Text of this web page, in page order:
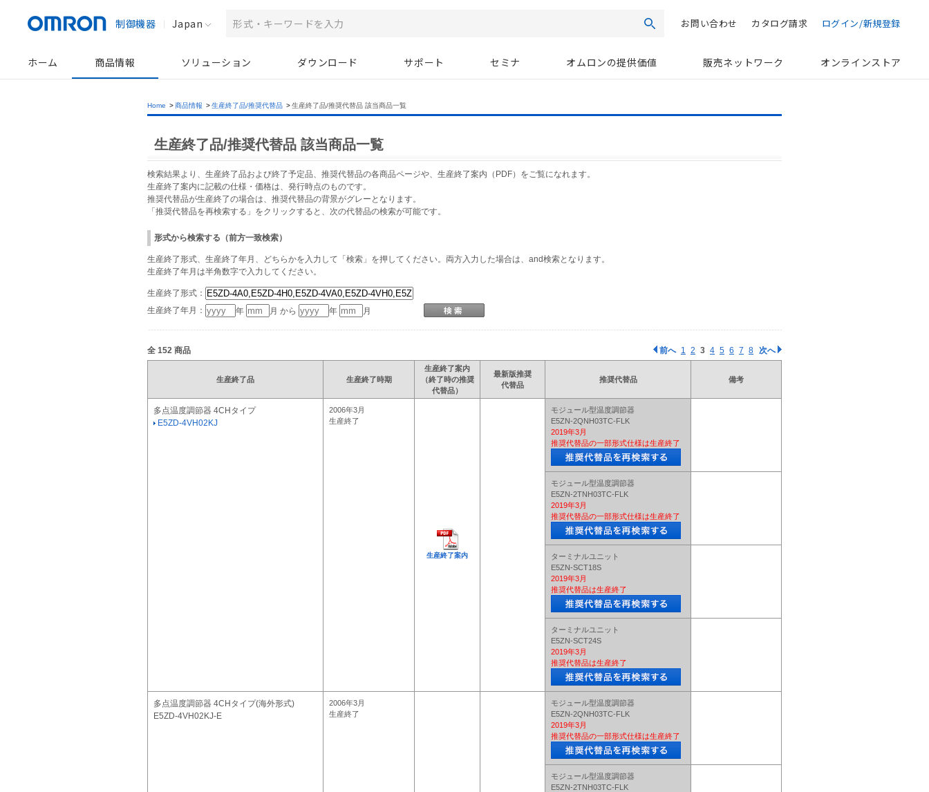
制御機器 Japan 検索お問い合わせ カタログ請求 ログイン/新規登録
ホーム 商品情報 ソリューション ダウンロード サポート セミナ オムロンの提供価値 販売ネットワーク オンラインストア
Home >商品情報 >生産終了品/推奨代替品 >生産終了品/推奨代替品 該当商品一覧
生産終了品/推奨代替品 該当商品一覧
検索結果より、生産終了品および終了予定品、推奨代替品の各商品ページや、生産終了案内（PDF）をご覧になれます。
生産終了案内に記載の仕様・価格は、発行時点のものです。
推奨代替品が生産終了の場合は、推奨代替品の背景がグレーとなります。
「推奨代替品を再検索する」をクリックすると、次の代替品の検索が可能です。
形式から検索する（前方一致検索）
生産終了形式、生産終了年月、どちらかを入力して「検索」を押してください。両方入力した場合は、and検索となります。
生産終了年月は半角数字で入力してください。
生産終了形式：
生産終了年月：
年 月 から 年 月
全 152 商品 前へ 1 2 3 4 5 6 7 8 次へ
生産終了品 生産終了時期
生産終了案内
（終了時の推奨
代替品）
最新版推奨
代替品
推奨代替品 備考
多点温度調節器 4CHタイプ
E5ZD-4VH02KJ
2006年3月
生産終了
生産終了案内
モジュール型温度調節器
E5ZN-2QNH03TC-FLK
2019年3月
推奨代替品の一部形式仕様は生産終了
モジュール型温度調節器
E5ZN-2TNH03TC-FLK
2019年3月
推奨代替品の一部形式仕様は生産終了
ターミナルユニット
E5ZN-SCT18S
2019年3月
推奨代替品は生産終了
ターミナルユニット
E5ZN-SCT24S
2019年3月
推奨代替品は生産終了
多点温度調節器 4CHタイプ(海外形式)
E5ZD-4VH02KJ-E
2006年3月
生産終了
モジュール型温度調節器
E5ZN-2QNH03TC-FLK
2019年3月
推奨代替品の一部形式仕様は生産終了
モジュール型温度調節器
E5ZN-2TNH03TC-FLK